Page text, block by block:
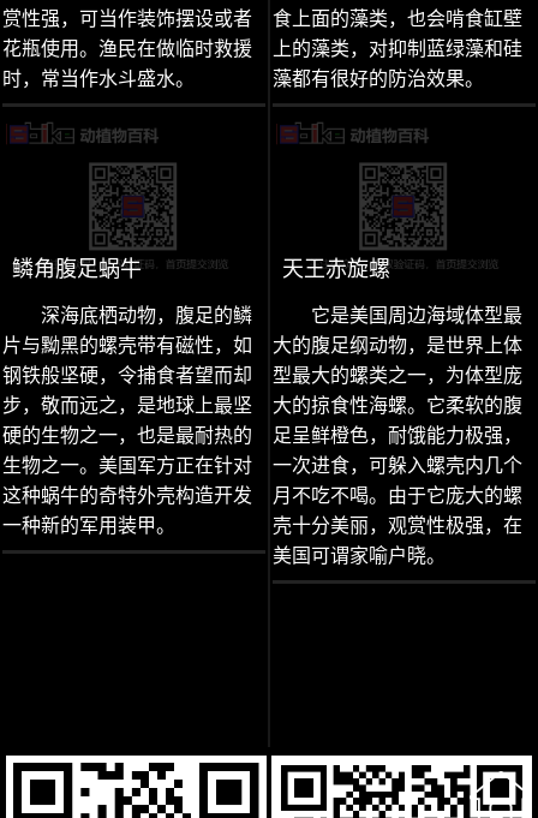
赏性强，可当作装饰摆设或者
花瓶使用。渔民在做临时救援
时，常当作水斗盛水。
鳞角腹足蜗牛
深海底栖动物，腹足的鳞
片与黝黑的螺壳带有磁性，如
钢铁般坚硬，令捕食者望而却
步，敬而远之，是地球上最坚
硬的生物之一，也是最耐热的
生物之一。美国军方正在针对
这种蜗牛的奇特外壳构造开发
一种新的军用装甲。
食上面的藻类，也会啃食缸壁
上的藻类，对抑制蓝绿藻和硅
藻都有很好的防治效果。
天王赤旋螺
它是美国周边海域体型最
大的腹足纲动物，是世界上体
型最大的螺类之一，为体型庞
大的掠食性海螺。它柔软的腹
足呈鲜橙色，耐饿能力极强，
一次进食，可躲入螺壳内几个
月不吃不喝。由于它庞大的螺
壳十分美丽，观赏性极强，在
美国可谓家喻户晓。